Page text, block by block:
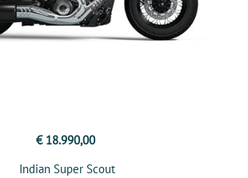
€ 18.990,00
Indian Super Scout